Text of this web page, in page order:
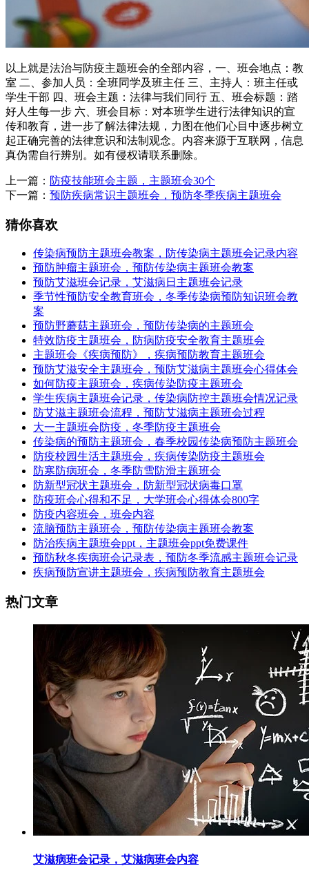
以上就是法治与防疫主题班会的全部内容，一、班会地点：教
室 二、参加人员：全班同学及班主任 三、主持人：班主任或
学生干部 四、班会主题：法律与我们同行 五、班会标题：踏
好人生每一步 六、班会目标：对本班学生进行法律知识的宣
传和教育，进一步了解法律法规，力图在他们心目中逐步树立
起正确完善的法律意识和法制观念。内容来源于互联网，信息
真伪需自行辨别。如有侵权请联系删除。
上一篇： 防疫技能班会主题，主题班会30个
下一篇： 预防疾病常识主题班会，预防冬季疾病主题班会
猜你喜欢
传染病预防主题班会教案，防传染病主题班会记录内容
预防肿瘤主题班会，预防传染病主题班会教案
预防艾滋班会记录，艾滋病日主题班会记录
季节性预防安全教育班会，冬季传染病预防知识班会教
案
预防野蘑菇主题班会，预防传染病的主题班会
特效防疫主题班会，防病防疫安全教育主题班会
主题班会《疾病预防》，疾病预防教育主题班会
预防艾滋安全主题班会，预防艾滋病主题班会心得体会
如何防疫主题班会，疾病传染防疫主题班会
学生疾病主题班会记录，传染病防控主题班会情况记录
防艾滋主题班会流程，预防艾滋病主题班会过程
大一主题班会防疫，冬季防疫主题班会
传染病的预防主题班会，春季校园传染病预防主题班会
防疫校园生活主题班会，疾病传染防疫主题班会
防寒防病班会，冬季防雪防滑主题班会
防新型冠状主题班会，防新型冠状病毒口罩
防疫班会心得和不足，大学班会心得体会800字
防疫内容班会，班会内容
流脑预防主题班会，预防传染病主题班会教案
防治疾病主题班会ppt，主题班会ppt免费课件
预防秋冬疾病班会记录表，预防冬季流感主题班会记录
疾病预防宣讲主题班会，疾病预防教育主题班会
热门文章
艾滋病班会记录，艾滋病班会内容